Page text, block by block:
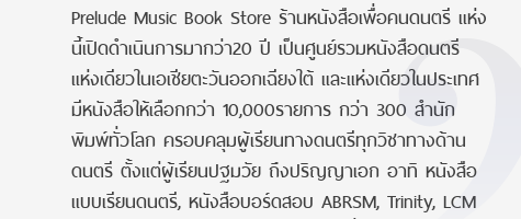
Prelude Music Book Store ร้านหนังสือเพื่อคนดนตรี แห่ง
นี้เปิดดำเนินการมากว่า20 ปี เป็นศูนย์รวมหนังสือดนตรี
แห่งเดียวในเอเชียตะวันออกเฉียงใต้ และแห่งเดียวในประเทศ
มีหนังสือให้เลือกกว่า 10,000รายการ กว่า 300 สำนัก
พิมพ์ทั่วโลก ครอบคลุมผู้เรียนทางดนตรีทุกวิชาทางด้าน
ดนตรี ตั้งแต่ผู้เรียนปฐมวัย ถึงปริญญาเอก อาทิ หนังสือ
แบบเรียนดนตรี, หนังสือบอร์ดสอบ ABRSM, Trinity, LCM